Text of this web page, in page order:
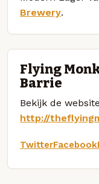
Brewery.
Flying
Barrie
Bekijk de
http://
TwitterFacebook